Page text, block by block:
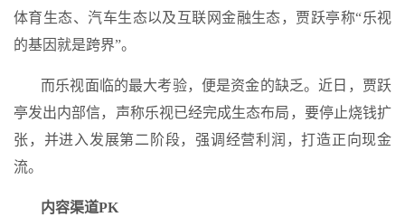
体育生态、汽车生态以及互联网金融生态，贾跃亭称“乐视
的基因就是跨界”。
而乐视面临的最大考验，便是资金的缺乏。近日，贾跃
亭发出内部信，声称乐视已经完成生态布局，要停止烧钱扩
张，并进入发展第二阶段，强调经营利润，打造正向现金
流。
内容渠道PK